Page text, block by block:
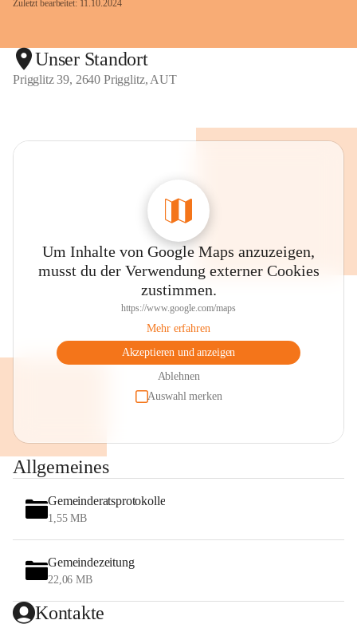
Zuletzt bearbeitet: 11.10.2024
Unser Standort
Prigglitz 39, 2640 Prigglitz, AUT
Um Inhalte von Google Maps anzuzeigen,
musst du der Verwendung externer Cookies
zustimmen.
https://www.google.com/maps
Mehr erfahren
Akzeptieren und anzeigen
Ablehnen
Auswahl merken
Allgemeines
Gemeinderatsprotokolle
1,55 MB
Gemeindezeitung
22,06 MB
Kontakte